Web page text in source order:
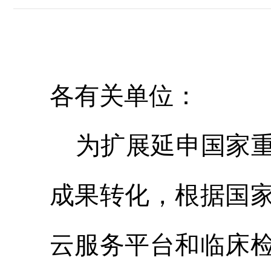
各有关单位：
为扩展延申国家
成果转化，根据国
云服务平台和临床